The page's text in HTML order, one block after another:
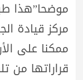
موضحا”هذا
مركز قيادة
ممكنا على
قراراتها من